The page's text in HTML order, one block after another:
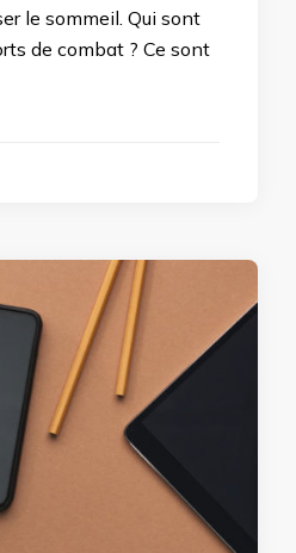
le sommeil. Qui sont
de combat ? Ce sont